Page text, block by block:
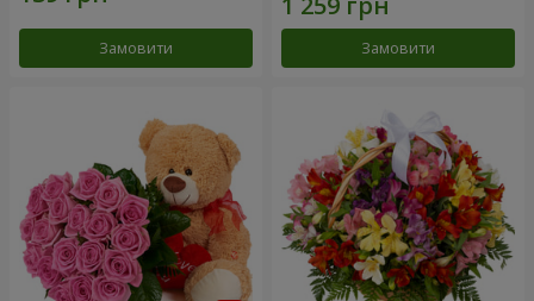
Замовити Замовити